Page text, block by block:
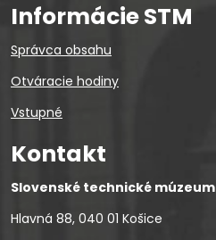
Informácie STM
Správca obsahu
Otváracie hodiny
Vstupné
Kontakt
Slovenské technické múzeum
Hlavná 88, 040 01 Košice